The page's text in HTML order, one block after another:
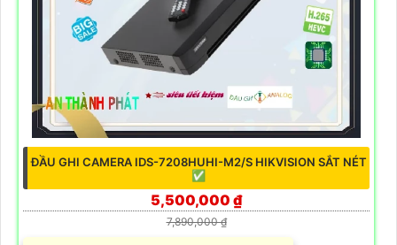
ĐẦU GHI CAMERA IDS-7208HUHI-M2/S HIKVISION SẮT NÉT
✅
5,500,000 ₫
7,890,000 ₫